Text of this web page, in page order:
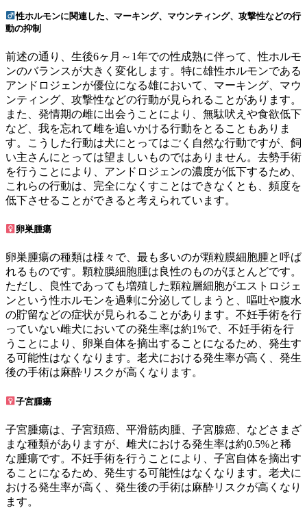
性ホルモンに関連した、マーキング、マウンティング、攻撃性などの行
動の抑制
前述の通り、生後6ヶ月～1年での性成熟に伴って、性ホルモ
ンのバランスが大きく変化します。特に雄性ホルモンである
アンドロジェンが優位になる雄において、マーキング、マウ
ンティング、攻撃性などの行動が見られることがあります。
また、発情期の雌に出会うことにより、無駄吠えや食欲低下
など、我を忘れて雌を追いかける行動をとることもありま
す。こうした行動は犬にとってはごく自然な行動ですが、飼
い主さんにとっては望ましいものではありません。去勢手術
を行うことにより、アンドロジェンの濃度が低下するため、
これらの行動は、完全になくすことはできなくとも、頻度を
低下させることができると考えられています。
卵巣腫瘍
卵巣腫瘍の種類は様々で、最も多いのが顆粒膜細胞腫と呼ば
れるものです。顆粒膜細胞腫は良性のものがほとんどです。
ただし、良性であっても増殖した顆粒層細胞がエストロジェ
ンという性ホルモンを過剰に分泌してしまうと、嘔吐や腹水
の貯留などの症状が見られることがあります。不妊手術を行
っていない雌犬においての発生率は約1%で、不妊手術を行
うことにより、卵巣自体を摘出することになるため、発生す
る可能性はなくなります。老犬における発生率が高く、発生
後の手術は麻酔リスクが高くなります。
子宮腫瘍
子宮腫瘍は、子宮頚癌、平滑筋肉腫、子宮腺癌、などさまざ
まな種類がありますが、雌犬における発生率は約0.5%と稀
な腫瘍です。不妊手術を行うことにより、子宮自体を摘出す
ることになるため、発生する可能性はなくなります。老犬に
おける発生率が高く、発生後の手術は麻酔リスクが高くなり
ます。